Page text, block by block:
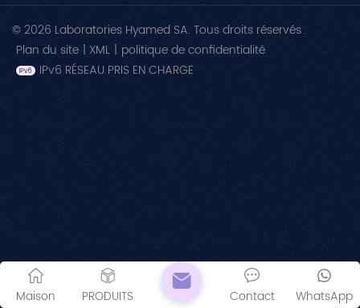
© 2026 Laboratories Hyamed SA. Tous droits réservés .
Plan du site | XML | politique de confidentialité
IPv6 RÉSEAU PRIS EN CHARGE
Maison PRODUITS WhatsApp
Contact